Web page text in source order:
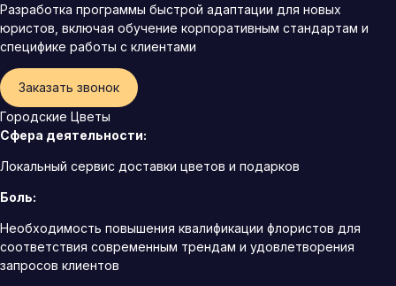
Разработка программы быстрой адаптации для новых
юристов, включая обучение корпоративным стандартам и
специфике работы с клиентами
Заказать звонок
Городские Цветы
Сфера деятельности:
Локальный сервис доставки цветов и подарков
Боль:
Необходимость повышения квалификации флористов для
соответствия современным трендам и удовлетворения
запросов клиентов